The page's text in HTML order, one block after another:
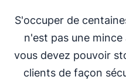
S'occuper de
n'est pas une
vous devez pouvoir
clients de façon